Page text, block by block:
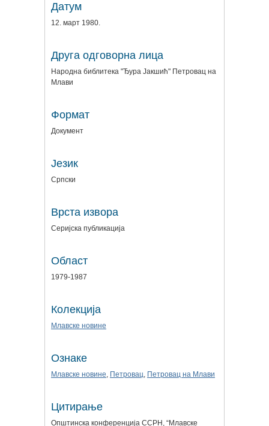
Датум
12. март 1980.
Друга одговорна лица
Народна библитека "Ђура Јакшић" Петровац на
Млави
Формат
Документ
Језик
Српски
Врста извора
Серијска публикација
Област
1979-1987
Колекција
Млавске новине
Ознаке
Млавске новине, Петровац, Петровац на Млави
Цитирање
Општинска конференција ССРН, “Млавске